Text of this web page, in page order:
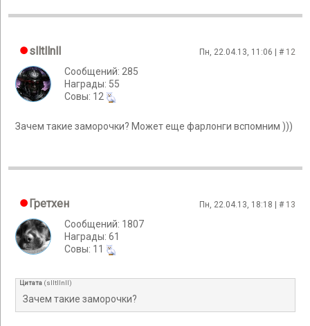
slltllnll Пн, 22.04.13, 11:06 | # 12
Сообщений: 285
Награды: 55
Cовы: 12
Зачем такие заморочки? Может еще фарлонги вспомним )))
Гретхен Пн, 22.04.13, 18:18 | # 13
Сообщений: 1807
Награды: 61
Cовы: 11
Цитата (slltllnll)
Зачем такие заморочки?